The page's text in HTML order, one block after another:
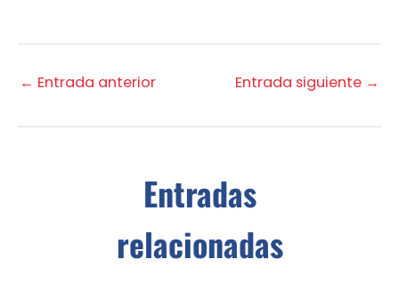
← Entrada anterior Entrada siguiente →
Entradas
relacionadas